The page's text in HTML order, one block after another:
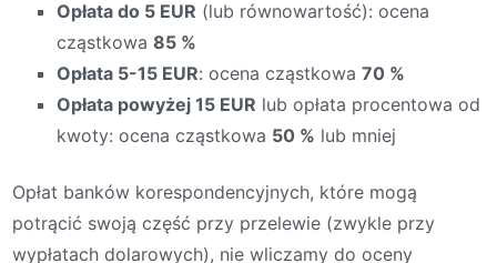
Opłata do 5 EUR (lub równowartość): ocena
cząstkowa 85 %
Opłata 5-15 EUR: ocena cząstkowa 70 %
Opłata powyżej 15 EUR lub opłata procentowa od
kwoty: ocena cząstkowa 50 % lub mniej
Opłat banków korespondencyjnych, które mogą
potrącić swoją część przy przelewie (zwykle przy
wypłatach dolarowych), nie wliczamy do oceny